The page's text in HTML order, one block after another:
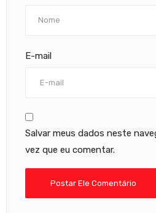
E-mail
Salvar meus dados neste
vez que eu comentar.